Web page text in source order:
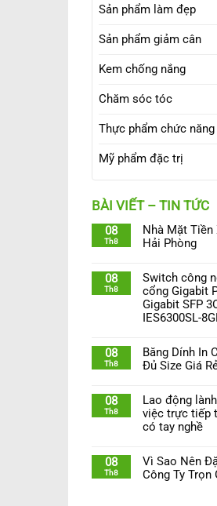
Sản phẩm làm đẹp
Sản phẩm giảm cân
Kem chống nắng
Chăm sóc tóc
Thực phẩm chức năng
Mỹ phẩm đặc trị
BÀI VIẾT – TIN TỨC
08
Th8
Nhà Mặt Tiền
Hải Phòng
08
Th8
Switch công
cổng Gigabit
Gigabit SFP
IES6300SL-
08
Th8
Băng Dính In
Đủ Size Giá
08
Th8
Lao động
việc trực tiếp
có tay nghề
08
Th8
Vì Sao Nên
Công Ty Trọn